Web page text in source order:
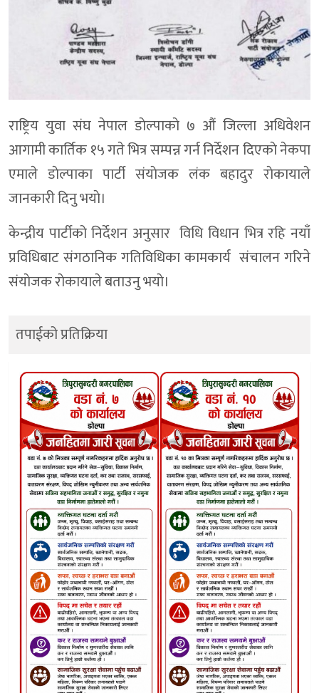
राष्ट्रिय युवा संघ नेपाल डाेल्पाकाे ७ औं जिल्ला अधिवेशन
आगामी कार्तिक १५ गते भित्र सम्पन्न गर्न निर्देशन दिएकाे नेकपा
एमाले डाेल्पाका पार्टी संयाेजक लंक बहादुर राेकायाले
जानकारी दिनु भयाे।
केन्द्रीय पार्टीको निर्देशन अनुसार विधि विधान भित्र रहि नयाँ
प्रविधिबाट संगठानिक गतिविधिका कामकार्य संचालन गरिने
संयाेजक राेकायाले बताउनु भयाे।
तपाईको प्रतिक्रिया